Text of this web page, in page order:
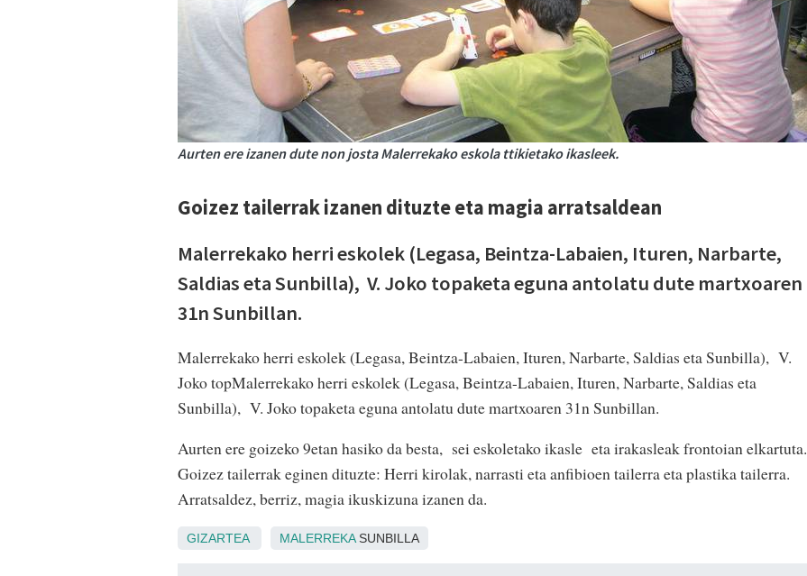
Aurten ere izanen dute non josta Malerrekako eskola ttikietako ikasleek.
Goizez tailerrak izanen dituzte eta magia arratsaldean
Malerrekako herri eskolek (Legasa, Beintza-Labaien, Ituren, Narbarte,
Saldias eta Sunbilla), V. Joko topaketa eguna antolatu dute martxoaren
31n Sunbillan.
Malerrekako herri eskolek (Legasa, Beintza-Labaien, Ituren, Narbarte, Saldias eta Sunbilla), V.
Joko topMalerrekako herri eskolek (Legasa, Beintza-Labaien, Ituren, Narbarte, Saldias eta
Sunbilla), V. Joko topaketa eguna antolatu dute martxoaren 31n Sunbillan.
Aurten ere goizeko 9etan hasiko da besta, sei eskoletako ikasle eta irakasleak frontoian elkartuta.
Goizez tailerrak eginen dituzte: Herri kirolak, narrasti eta anfibioen tailerra eta plastika tailerra.
Arratsaldez, berriz, magia ikuskizuna izanen da.
GIZARTEA MALERREKASUNBILLA